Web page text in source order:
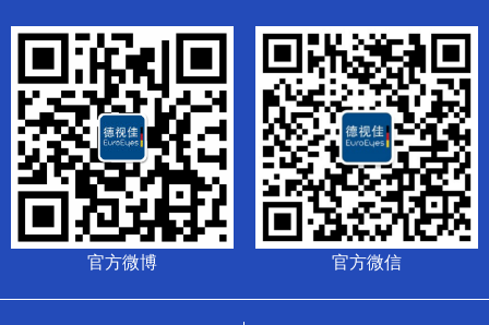
官方微博 官方微信